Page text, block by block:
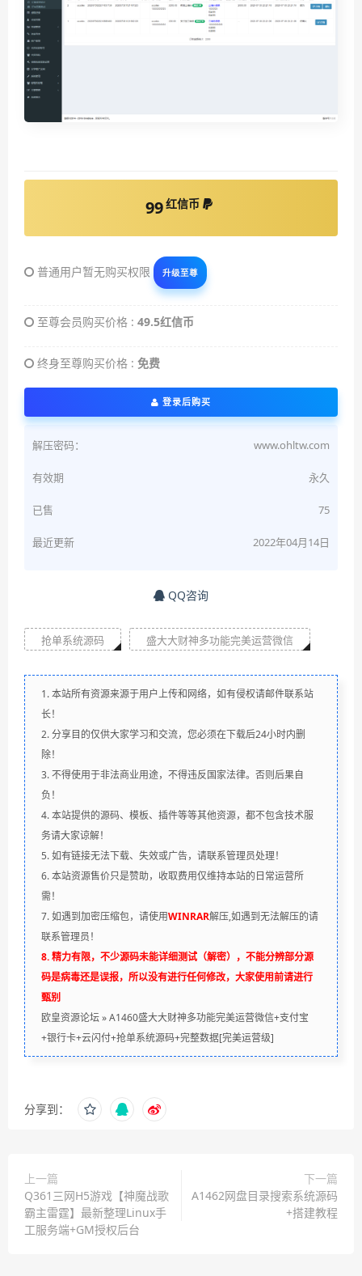
99红信币
普通用户暂无购买权限 升级至尊
至尊会员购买价格 : 49.5红信币
终身至尊购买价格 : 免费
登录后购买
解压密码： www.ohltw.com
有效期 永久
已售 75
最近更新 2022年04月14日
QQ咨询
抢单系统源码 盛大大财神多功能完美运营微信
1. 本站所有资源来源于用户上传和网络，如有侵权请邮件联系站
长！
2. 分享目的仅供大家学习和交流，您必须在下载后24小时内删
除！
3. 不得使用于非法商业用途，不得违反国家法律。否则后果自
负！
4. 本站提供的源码、模板、插件等等其他资源，都不包含技术服
务请大家谅解！
5. 如有链接无法下载、失效或广告，请联系管理员处理！
6. 本站资源售价只是赞助，收取费用仅维持本站的日常运营所
需！
7. 如遇到加密压缩包，请使用WINRAR解压,如遇到无法解压的请
联系管理员！
8. 精力有限，不少源码未能详细测试（解密），不能分辨部分源
码是病毒还是误报，所以没有进行任何修改，大家使用前请进行
甄别
欧皇资源论坛»A1460盛大大财神多功能完美运营微信+支付宝
+银行卡+云闪付+抢单系统源码+完整数据[完美运营级]
分享到：
上一篇
Q361三网H5游戏【神魔战歌
霸主雷霆】最新整理Linux手
工服务端+GM授权后台
下一篇
A1462网盘目录搜索系统源码
+搭建教程